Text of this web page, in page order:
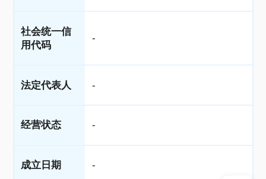
社会统一信
用代码
-
法定代表人 -
经营状态 -
成立日期 -